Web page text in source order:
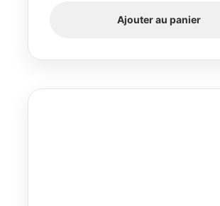
Ajouter au panier